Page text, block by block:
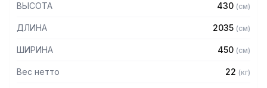
ВЫСОТА 430 (см)
ДЛИНА 2035 (см)
ШИРИНА 450 (см)
Вес нетто 22 (кг)